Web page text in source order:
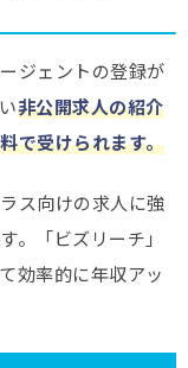
ジェントの登録が
非公開求人の紹介
で受けられます。
ス向けの求人に強
。「ビズリーチ」
効率的に年収アッ